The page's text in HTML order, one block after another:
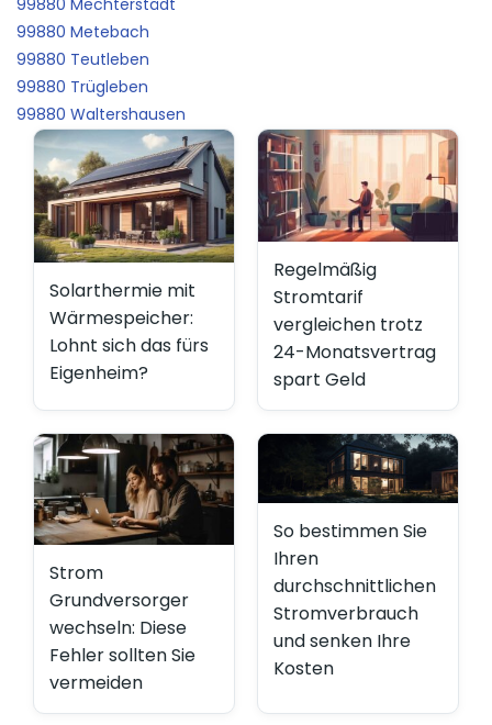
99880 Metebach
99880 Teutleben
99880 Trügleben
99880 Waltershausen
Solarthermie mit
Wärmespeicher:
Lohnt sich das fürs
Eigenheim?
Regelmäßig
Stromtarif
vergleichen trotz
24-Monatsvertrag
spart Geld
Strom
Grundversorger
wechseln: Diese
Fehler sollten Sie
vermeiden
So bestimmen Sie
Ihren
durchschnittlichen
Stromverbrauch
und senken Ihre
Kosten